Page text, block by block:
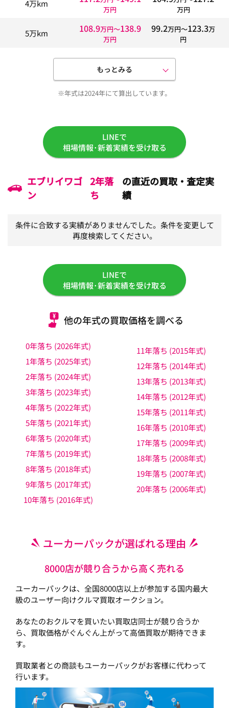
4万km
万円 万円
5万km 108.9万円〜138.9
万円
99.2万円〜123.3万
円
もっとみる
※年式は2024年にて算出しています。
LINEで
相場情報･新着実績を受け取る
エブリイワゴ
ン
2年落
ち
の直近の買取・査定実
績
条件に合致する実績がありませんでした。条件を変更して
再度検索してください。
LINEで
相場情報･新着実績を受け取る
他の年式の買取価格を調べる
0年落ち (2026年式)
1年落ち (2025年式)
2年落ち (2024年式)
3年落ち (2023年式)
4年落ち (2022年式)
5年落ち (2021年式)
6年落ち (2020年式)
7年落ち (2019年式)
8年落ち (2018年式)
9年落ち (2017年式)
10年落ち (2016年式)
11年落ち (2015年式)
12年落ち (2014年式)
13年落ち (2013年式)
14年落ち (2012年式)
15年落ち (2011年式)
16年落ち (2010年式)
17年落ち (2009年式)
18年落ち (2008年式)
19年落ち (2007年式)
20年落ち (2006年式)
ユーカーパックが選ばれる理由
8000店が競り合うから高く売れる
ユーカーパックは、全国8000店以上が参加する国内最大
級のユーザー向けクルマ買取オークション。
あなたのおクルマを買いたい買取店同士が競り合うか
ら、買取価格がぐんぐん上がって高価買取が期待できま
す。
買取業者との商談もユーカーパックがお客様に代わって
行います。